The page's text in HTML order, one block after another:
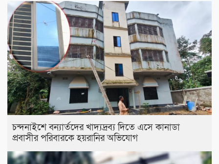
চন্দনাইশে বন্যার্তদের খাদ্যদ্রব্য দিতে এসে কানাডা
প্রবাসীর পরিবারকে হয়রানির অভিযোগ